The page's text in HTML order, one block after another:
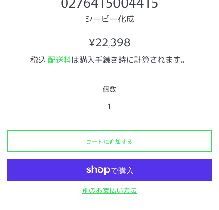
シーピー化成
通
価
¥22,398
税込 配送料は購入手続き時に計算されます。
個数
カートに追加する
別のお支払い方法